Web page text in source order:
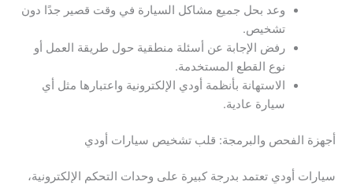
وعد بحل جميع مشاكل السيارة في وقت قصير جدًا دون
تشخيص.
رفض الإجابة عن أسئلة منطقية حول طريقة العمل أو
نوع القطع المستخدمة.
الاستهانة بأنظمة أودي الإلكترونية واعتبارها مثل أي
سيارة عادية.
أجهزة الفحص والبرمجة: قلب تشخيص سيارات أودي
سيارات أودي تعتمد بدرجة كبيرة على وحدات التحكم الإلكترونية،